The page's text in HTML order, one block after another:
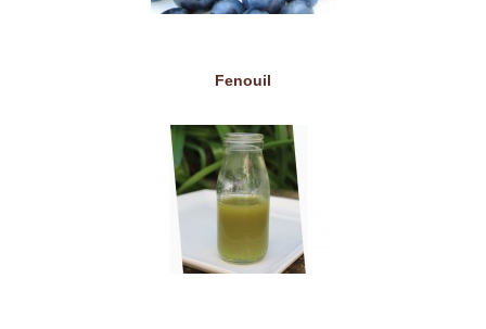
Fenouil